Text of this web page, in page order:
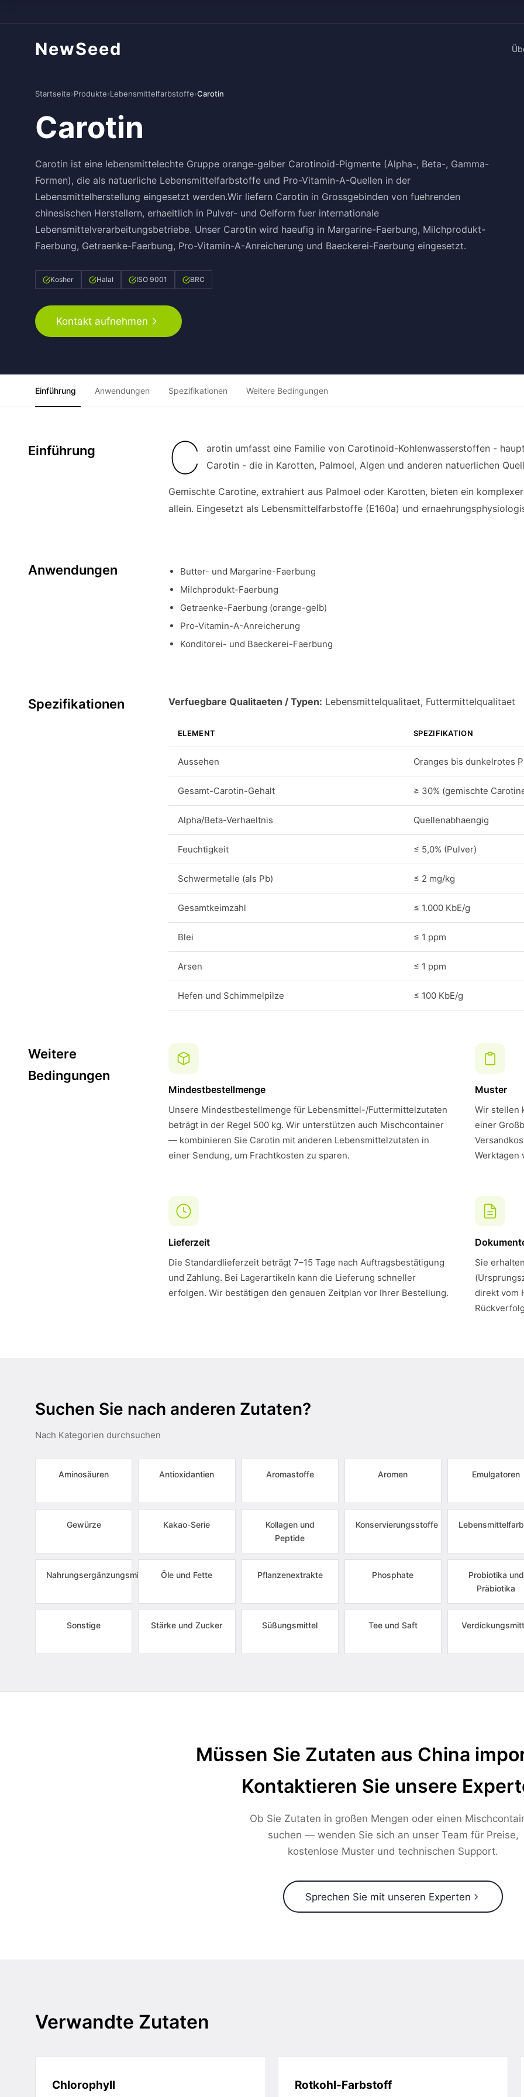
NewSeed
Startseite›Produkte›Lebensmittelfarbstoffe›Carotin
Carotin
Carotin ist eine lebensmittelechte Gruppe orange-gelber Carotinoid-Pigmente (Alpha-, Beta-, Gamma-
Formen), die als natuerliche Lebensmittelfarbstoffe und Pro-Vitamin-A-Quellen in der
Lebensmittelherstellung eingesetzt werden.Wir liefern Carotin in Grossgebinden von fuehrenden
chinesischen Herstellern, erhaeltlich in Pulver- und Oelform fuer internationale
Lebensmittelverarbeitungsbetriebe. Unser Carotin wird haeufig in Margarine-Faerbung, Milchprodukt-
Faerbung, Getraenke-Faerbung, Pro-Vitamin-A-Anreicherung und Baeckerei-Faerbung eingesetzt.
Kosher Halal ISO 9001 BRC
Kontakt aufnehmen
Einführung Anwendungen Spezifikationen Weitere Bedingungen
Einführung C
arotin umfasst eine Familie von Carotinoid-Kohlenwasserstoffen -
Carotin - die in Karotten, Palmoel, Algen und anderen natuerlichen
Gemischte Carotine, extrahiert aus Palmoel oder Karotten, bieten ein
allein. Eingesetzt als Lebensmittelfarbstoffe (E160a) und
Anwendungen
Butter- und Margarine-Faerbung
Milchprodukt-Faerbung
Getraenke-Faerbung (orange-gelb)
Pro-Vitamin-A-Anreicherung
Konditorei- und Baeckerei-Faerbung
Spezifikationen Verfuegbare Qualitaeten / Typen: Lebensmittelqualitaet, Futtermittelqualitaet
ELEMENT SPEZIFIKATION
Aussehen Oranges bis dunkelrotes
Gesamt-Carotin-Gehalt ≥ 30% (gemischte
Alpha/Beta-Verhaeltnis Quellenabhaengig
Feuchtigkeit ≤ 5,0% (Pulver)
Schwermetalle (als Pb) ≤ 2 mg/kg
Gesamtkeimzahl ≤ 1.000 KbE/g
Blei ≤ 1 ppm
Arsen ≤ 1 ppm
Hefen und Schimmelpilze ≤ 100 KbE/g
Weitere
Bedingungen
Mindestbestellmenge
Unsere Mindestbestellmenge für Lebensmittel-/Futtermittelzutaten
beträgt in der Regel 500 kg. Wir unterstützen auch Mischcontainer
— kombinieren Sie Carotin mit anderen Lebensmittelzutaten in
einer Sendung, um Frachtkosten zu sparen.
Muster
Wir stellen
einer
Werktagen
Lieferzeit
Die Standardlieferzeit beträgt 7–15 Tage nach Auftragsbestätigung
und Zahlung. Bei Lagerartikeln kann die Lieferung schneller
erfolgen. Wir bestätigen den genauen Zeitplan vor Ihrer Bestellung.
Sie
direkt vom
Suchen Sie nach anderen Zutaten?
Nach Kategorien durchsuchen
Aminosäuren Antioxidantien Aromastoffe Aromen Emulgatoren
Gewürze Kakao-Serie
Kollagen und
Peptide
Konservierungsstoffe
Nahrungsergänzungsmittel Öle und Fette Pflanzenextrakte Phosphate
Probiotika und
Präbiotika
Sonstige Stärke und Zucker Süßungsmittel Tee und Saft
Müssen Sie Zutaten aus China
Kontaktieren Sie unsere
Ob Sie Zutaten in großen Mengen oder einen
suchen — wenden Sie sich an unser Team für Preise,
kostenlose Muster und technischen Support.
Sprechen Sie mit unseren Experten
Verwandte Zutaten
Chlorophyll Rotkohl-Farbstoff